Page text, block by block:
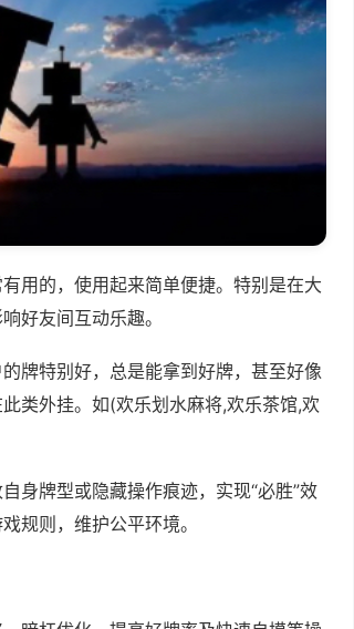
用的，使用起来简单便捷。特别是在大
好友间互动乐趣。
牌特别好，总是能拿到好牌，甚至好像
类外挂。如(欢乐划水麻将,欢乐茶馆,欢
身牌型或隐藏操作痕迹，实现“必胜”效
规则，维护公平环境。